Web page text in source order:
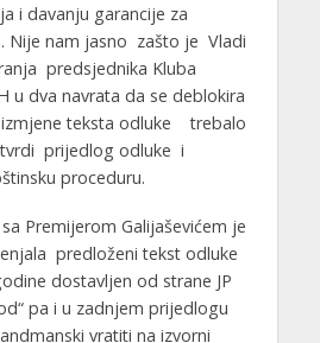
i davanju garancije za
Nije nam jasno zašto je Vladi
predsjednika Kluba
u dva navrata da se deblokira
teksta odluke trebalo
prijedlog odluke i
proceduru.
Premijerom Galijaševićem je
predloženi tekst odluke
dostavljen od strane JP
pa i u zadnjem prijedlogu
vratiti na izvorni